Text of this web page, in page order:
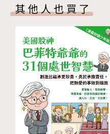
用祂獨特的方式照顧著彩
吞下風箏、花環，但誰能
作者簡介 |
王宇清 文
外表是人類，本體是一
怒害羞又怯懦的妖怪。
會讓尖牙變鈍、酸液變
09. 魯歐的菇菇火鍋
10. 雲怪獸失蹤了
版權頁
其他人也買了